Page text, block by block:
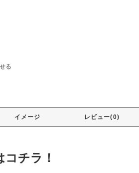
る
イメージ レビュー(0)
チラ！